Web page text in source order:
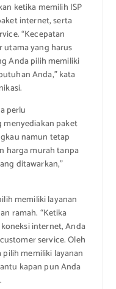
ketika memilih ISP
internet, serta
“Kecepatan
yang harus
Anda pilih memiliki
Anda,” kata
perlu
menyediakan paket
namun tetap
harga murah tanpa
ditawarkan,”
memiliki layanan
ramah. “Ketika
internet, Anda
service. Oleh
pilih memiliki layanan
kapan pun Anda